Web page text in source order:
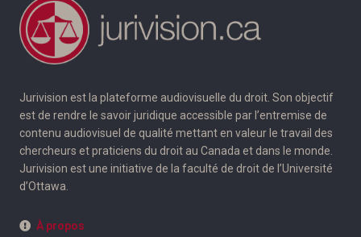
Jurivision est la plateforme audiovisuelle du droit. Son objectif
est de rendre le savoir juridique accessible par l’entremise de
contenu audiovisuel de qualité mettant en valeur le travail des
chercheurs et praticiens du droit au Canada et dans le monde.
Jurivision est une initiative de la faculté de droit de l’Université
d’Ottawa.
À propos